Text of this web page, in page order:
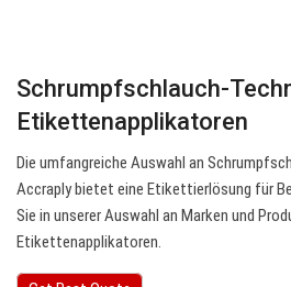
Schrumpfschlauch-
Etikettenapplikatoren
Die umfangreiche Auswahl an
Accraply bietet eine Etikettierlösung für
Sie in unserer Auswahl an Marken und
Etikettenapplikatoren.